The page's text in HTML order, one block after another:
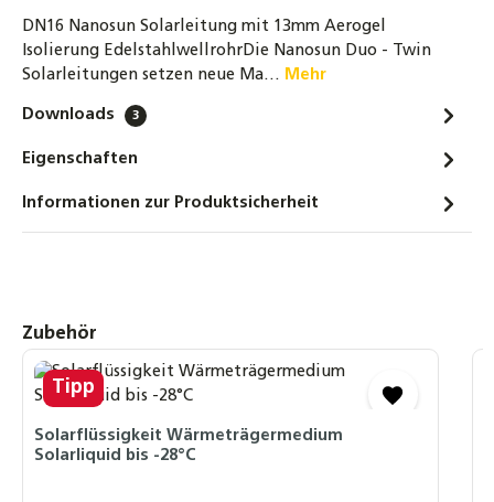
DN16 Wellrohr Verschraubung
Schnellverschraubung Schnellkupplung für
Solarleitungen
8,00 €
Solarflüssigkeit für Flach-
Liter
10,90 €
Profi-Schlagwerkzeug oder Klemmbacke
Stahl zur Bördelherstellung von Edelstahl-
und Solarwellrohren
DN16 Nanosun Solarleitung mit 13mm Aerogel
Isolierung EdelstahlwellrohrDie Nanosun Duo - Twin
Solarleitungen setzen neue Ma… Mehr
Downloads 3
Eigenschaften
Informationen zur Produktsicherheit
Produktgalerie überspringen
Zubehör
Tipp
Solarflüssigkeit Wärmeträgermedium
Solarliquid bis -28°C